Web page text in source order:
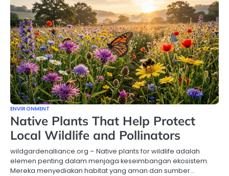
ENVIRONMENT
Native Plants That Help Protect
Local Wildlife and Pollinators
wildgardenalliance.org – Native plants for wildlife adalah
elemen penting dalam menjaga keseimbangan ekosistem.
Mereka menyediakan habitat yang aman dan sumber…